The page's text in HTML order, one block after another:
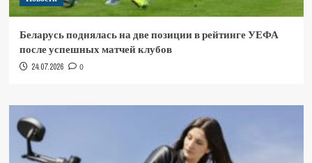
Беларусь поднялась на две позиции в рейтинге УЕФА
после успешных матчей клубов
24.07.2026 0